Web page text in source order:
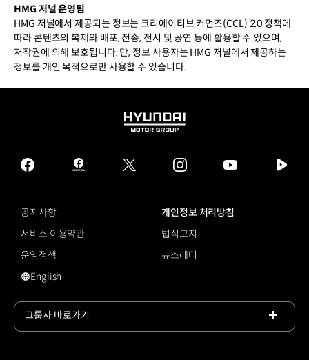
HMG 저널 운영팀
HMG 저널에서 제공되는 정보는 크리에이티브 커먼즈(CCL) 2.0 정책에
따라 콘텐츠의 복제와 배포, 전송, 전시 및 공연 등에 활용할 수 있으며,
저작권에 의해 보호됩니다. 단, 정보 사용자는 HMG 저널에서 제공하는
정보를 개인 목적으로만 사용할 수 있습니다.
HYUNDAI
GROUP
facebook
hmg
journal
twitter instagram
tv
공지사항
개인정보 처리방침
서비스 이용약관
법적고지
운영정책
뉴스레터
영문 사이트로 이동
English
그룹사 바로가기